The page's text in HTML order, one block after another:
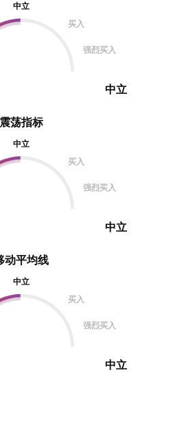
震荡指标
中立
买入
强烈买入
中立
中立
买入
强烈买入
中立
动平均线
中立
买入
强烈买入
中立